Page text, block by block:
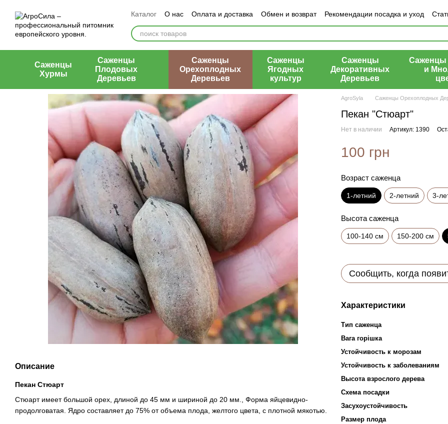
Каталог О нас Оплата и доставка Обмен и возврат Рекомендации посадка и уход
Контакты
Отзывы о магазине
Саженцы
Хурмы
Саженцы
Плодовых
Деревьев
Саженцы
Орехоплодных
Деревьев
Саженцы
Ягодных
культур
Саженцы
Декоративных
Деревьев
Саженцы
и
Описание
Пекан Стюарт
Стюарт имеет большой орех, длиной до 45 мм и шириной до 20 мм., Форма яйцевидно-
продолговатая. Ядро составляет до 75% от объема плода, желтого цвета, с плотной мякотью.
AgroSyla Саженцы Орехоплодных
Пекан "Стюарт"
Нет в наличии Артикул: 1390
100 грн
Возраст саженца
1-летний 2-летний 3-
Высота саженца
100-140 см 150-200 см
Сообщить, когда
Характеристики
Тип саженца
Вага горішка
Устойчивость к морозам
Устойчивость к заболеваниям
Высота взрослого дерева
Схема посадки
Засухоустойчивость
Размер плода